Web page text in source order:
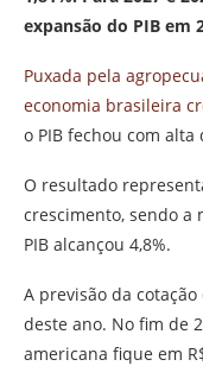
expansão do PIB em
Puxada pela
economia brasileira
o PIB fechou com alta
O resultado
crescimento, sendo a
PIB alcançou 4,8%.
A previsão da
deste ano. No fim de
americana fique em